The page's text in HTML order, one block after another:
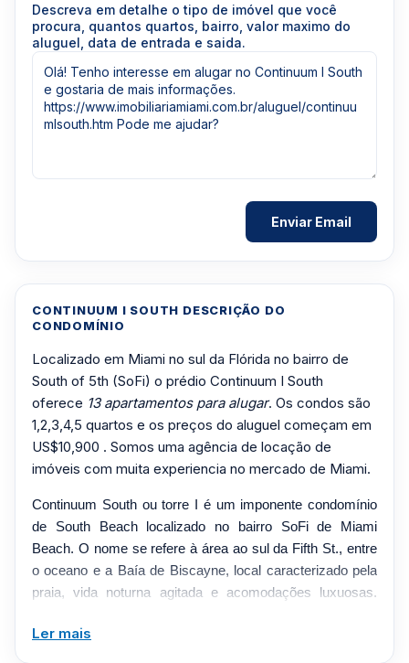
CONTINUUM I SOUTH DESCRIÇÃO DO
CONDOMÍNIO
Localizado em Miami no sul da Flórida no bairro de
South of 5th (SoFi) o prédio Continuum I South
oferece 13 apartamentos para alugar. Os condos são
1,2,3,4,5 quartos e os preços do aluguel começam em
US$10,900 . Somos uma agência de locação de
imóveis com muita experiencia no mercado de Miami.
Continuum South ou torre I é um imponente condomínio
de South Beach localizado no bairro SoFi de Miami
Beach. O nome se refere à área ao sul da Fifth St., entre
o oceano e a Baía de Biscayne, local caracterizado pela
praia, vida noturna agitada e acomodações luxuosas.
É a primeira de um par de torres (a outra é Continuum
Ler mais
Descreva em detalhe o tipo de imóvel que você
procura, quantos quartos, bairro, valor maximo do
aluguel, data de entrada e saida.